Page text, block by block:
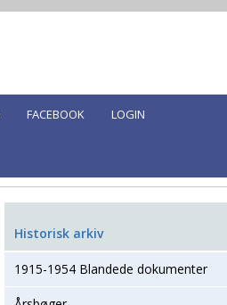
FACEBOOK LOGIN
Historisk arkiv
1915-1954 Blandede dokumenter